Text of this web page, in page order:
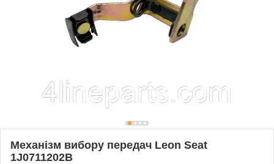
Механізм вибору передач Leon Seat
1J0711202B